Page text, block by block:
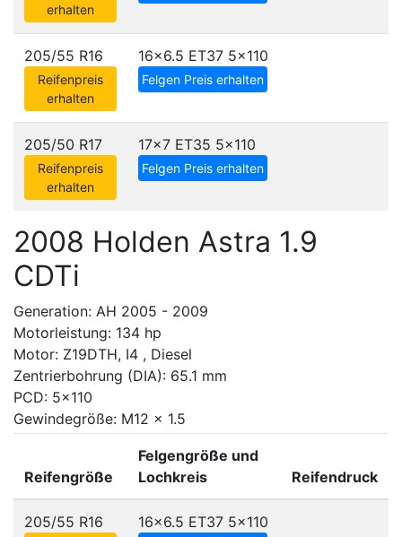
erhalten
205/55 R16
Reifenpreis
erhalten
16x6.5 ET37 5x110
Felgen Preis erhalten
205/50 R17
Reifenpreis
erhalten
17x7 ET35 5x110
Felgen Preis erhalten
2008 Holden Astra 1.9
CDTi
Generation: AH 2005 - 2009
Motorleistung: 134 hp
Motor: Z19DTH, I4 , Diesel
Zentrierbohrung (DIA): 65.1 mm
PCD: 5x110
Gewindegröße: M12 x 1.5
Reifengröße
Felgengröße und
Lochkreis
Reifendruck
205/55 R16 16x6.5 ET37 5x110